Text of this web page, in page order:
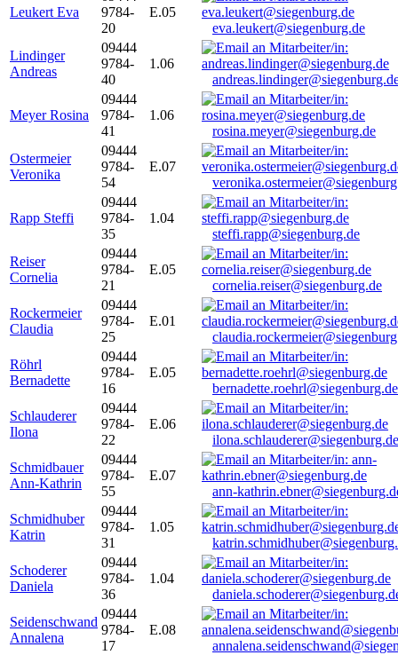
Leukert Eva
9784-
20
E.05
eva.leukert@siegenburg.de
Lindinger
Andreas
09444
9784-
40
1.06
Meyer Rosina
09444
9784-
41
1.06
rosina.meyer@siegenburg.de
Ostermeier
Veronika
09444
9784-
54
E.07
Rapp Steffi
09444
9784-
35
1.04
steffi.rapp@siegenburg.de
Reiser
Cornelia
09444
9784-
21
E.05
cornelia.reiser@siegenburg.de
Rockermeier
Claudia
09444
9784-
25
E.01
Röhrl
Bernadette
09444
9784-
16
E.05
bernadette.roehrl@siegenburg.de
Schlauderer
Ilona
09444
9784-
22
E.06
ilona.schlauderer@siegenburg.de
Schmidbauer
Ann-Kathrin
09444
9784-
55
E.07
ann-
Schmidhuber
Katrin
09444
9784-
31
1.05
Schoderer
Daniela
09444
9784-
36
1.04
Seidenschwand
Annalena
09444
9784-
17
E.08